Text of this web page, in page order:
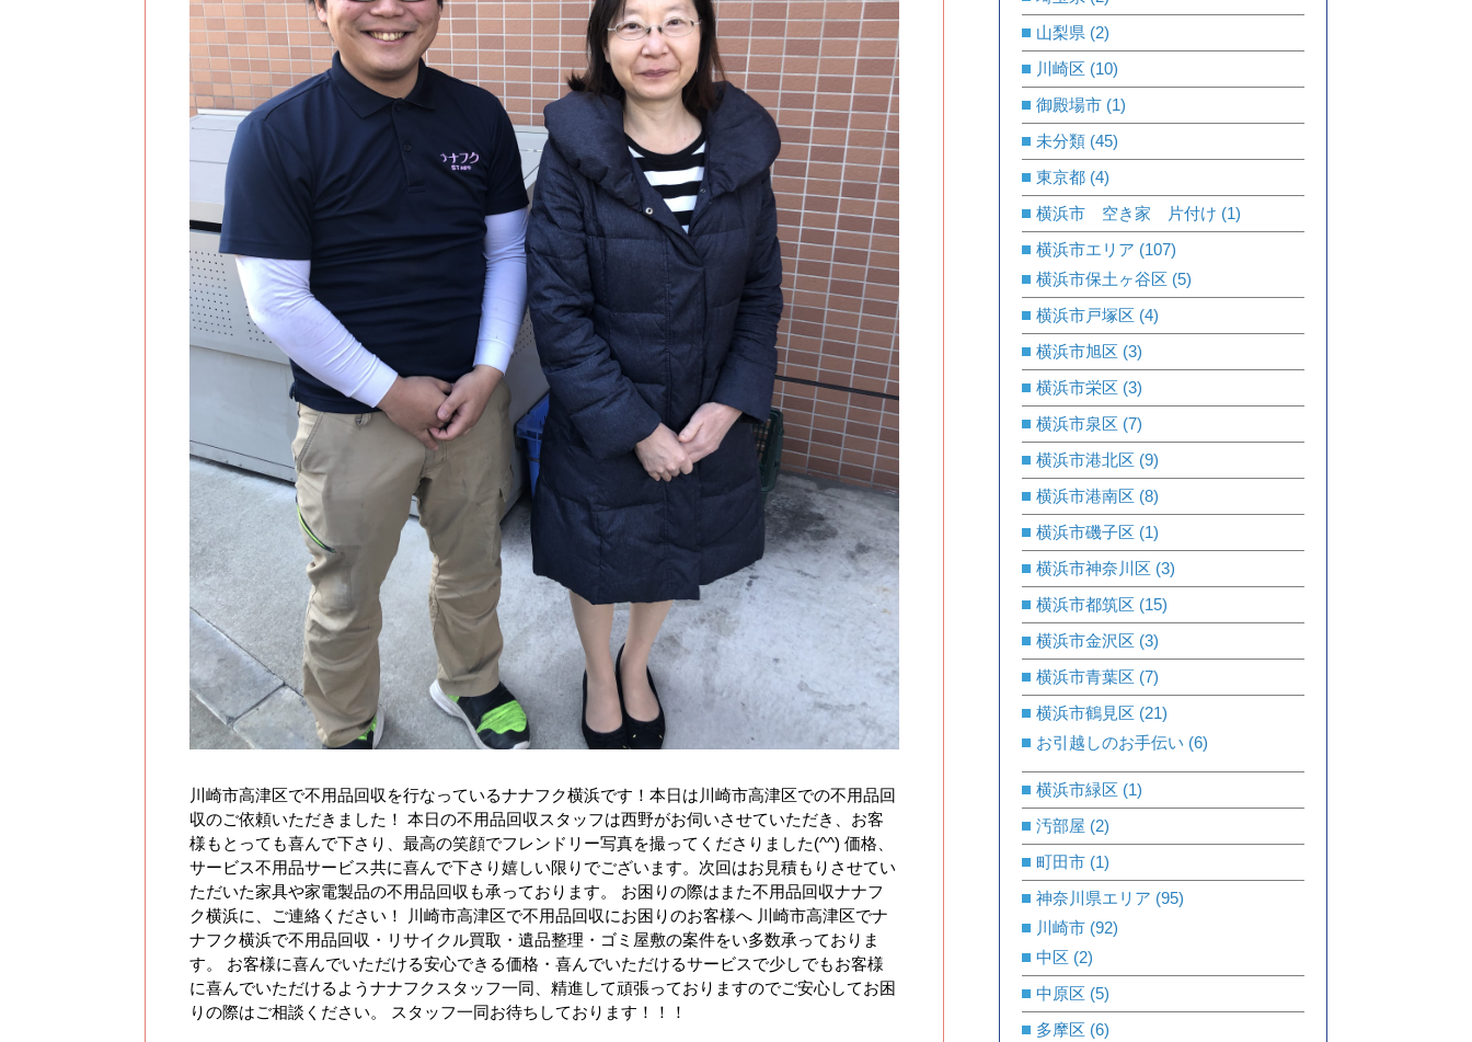
川崎市高津区で不用品回収を行なっているナナフク横浜です！本日は川崎市高津区での不用品回
収のご依頼いただきました！ 本日の不用品回収スタッフは西野がお伺いさせていただき、お客
様もとっても喜んで下さり、最高の笑顔でフレンドリー写真を撮ってくださりました(^^) 価格、
サービス不用品サービス共に喜んで下さり嬉しい限りでございます。次回はお見積もりさせてい
ただいた家具や家電製品の不用品回収も承っております。 お困りの際はまた不用品回収ナナフ
ク横浜に、ご連絡ください！ 川崎市高津区で不用品回収にお困りのお客様へ 川崎市高津区でナ
ナフク横浜で不用品回収・リサイクル買取・遺品整理・ゴミ屋敷の案件をい多数承っておりま
す。 お客様に喜んでいただける安心できる価格・喜んでいただけるサービスで少しでもお客様
に喜んでいただけるようナナフクスタッフ一同、精進して頑張っておりますのでご安心してお困
りの際はご相談ください。 スタッフ一同お待ちしております！！！
山梨県 (2)
川崎区 (10)
御殿場市 (1)
未分類 (45)
東京都 (4)
横浜市 空き家 片付け (1)
横浜市エリア (107)
横浜市保土ヶ谷区 (5)
横浜市戸塚区 (4)
横浜市旭区 (3)
横浜市栄区 (3)
横浜市泉区 (7)
横浜市港北区 (9)
横浜市港南区 (8)
横浜市磯子区 (1)
横浜市神奈川区 (3)
横浜市都筑区 (15)
横浜市金沢区 (3)
横浜市青葉区 (7)
横浜市鶴見区 (21)
お引越しのお手伝い (6)
横浜市緑区 (1)
汚部屋 (2)
町田市 (1)
神奈川県エリア (95)
川崎市 (92)
中区 (2)
中原区 (5)
多摩区 (6)